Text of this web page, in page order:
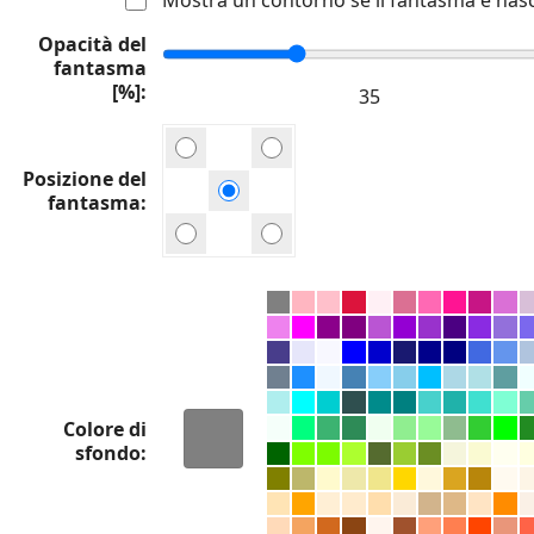
Opacità del
fantasma
[%]
Posizione del
fantasma
Colore di
sfondo